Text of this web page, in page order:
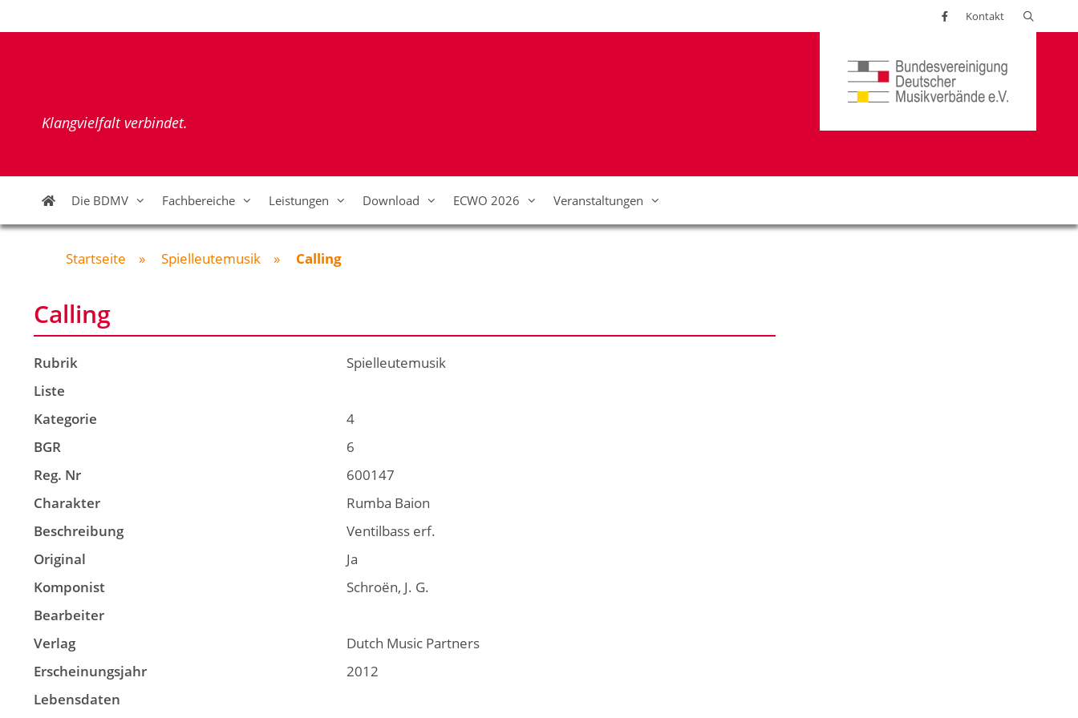
Inhalt
Kontakt
Klangvielfalt verbindet.
Die BDMV Fachbereiche Leistungen Download ECWO 2026 Veranstaltungen
Startseite » Spielleutemusik » Calling
Calling
Rubrik
Spielleutemusik
Liste
Kategorie
4
BGR
6
Reg. Nr
600147
Charakter
Rumba Baion
Beschreibung
Ventilbass erf.
Original
Ja
Komponist
Schroën, J. G.
Bearbeiter
Verlag
Dutch Music Partners
Erscheinungsjahr
2012
Lebensdaten